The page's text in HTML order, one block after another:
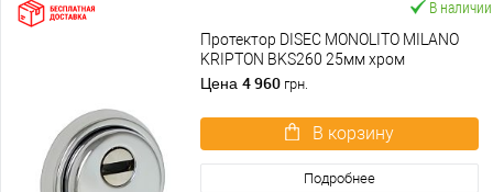
В наличии
Протектор DISEC MONOLITO MILANO
KRIPTON BKS260 25мм хром
полированный
Цена 4 960 грн.
В корзину
Подробнее